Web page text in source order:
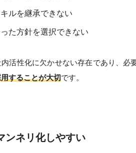
ルを継承できない
た方針を選択できない
活性化に欠かせない存在であり、必
することが大切です。
ンネリ化しやすい